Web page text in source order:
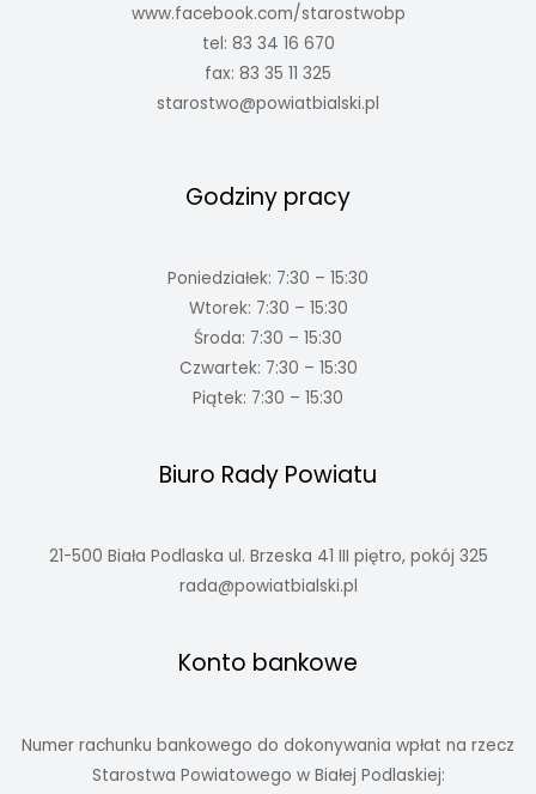
www.facebook.com/starostwobp
tel: 83 34 16 670
fax: 83 35 11 325
starostwo@powiatbialski.pl
Godziny pracy
Poniedziałek: 7:30 – 15:30
Wtorek: 7:30 – 15:30
Środa: 7:30 – 15:30
Czwartek: 7:30 – 15:30
Piątek: 7:30 – 15:30
Biuro Rady Powiatu
21-500 Biała Podlaska ul. Brzeska 41 III piętro, pokój 325
rada@powiatbialski.pl
Konto bankowe
Numer rachunku bankowego do dokonywania wpłat na rzecz
Starostwa Powiatowego w Białej Podlaskiej: